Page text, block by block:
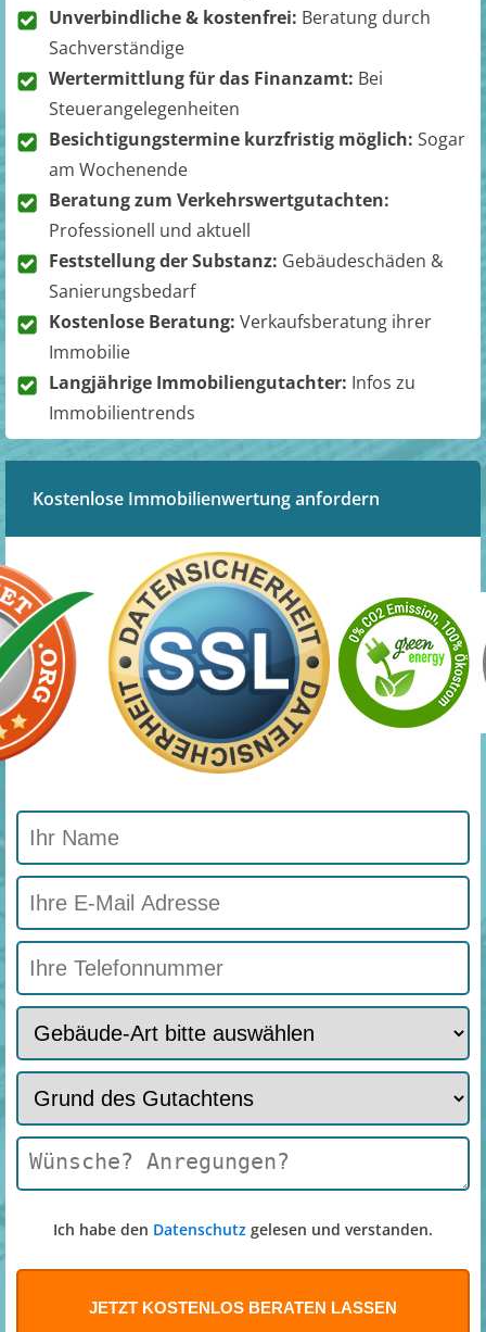
Unverbindliche & kostenfrei: Beratung durch
Sachverständige
Wertermittlung für das Finanzamt: Bei
Steuerangelegenheiten
Besichtigungstermine kurzfristig möglich: Sogar
am Wochenende
Beratung zum Verkehrswertgutachten:
Professionell und aktuell
Feststellung der Substanz: Gebäudeschäden &
Sanierungsbedarf
Kostenlose Beratung: Verkaufsberatung ihrer
Immobilie
Langjährige Immobiliengutachter: Infos zu
Immobilientrends
Kostenlose Immobilienwertung anfordern
Ich habe den Datenschutz gelesen und verstanden.